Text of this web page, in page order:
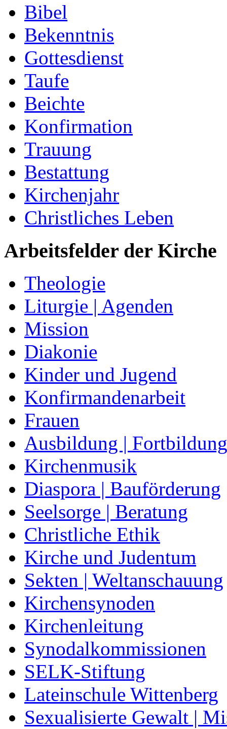
Bibel
Bekenntnis
Gottesdienst
Taufe
Beichte
Konfirmation
Trauung
Bestattung
Kirchenjahr
Christliches Leben
Arbeitsfelder der Kirche
Theologie
Liturgie | Agenden
Mission
Diakonie
Kinder und Jugend
Konfirmandenarbeit
Frauen
Ausbildung | Fortbildung
Kirchenmusik
Diaspora | Bauförderung
Seelsorge | Beratung
Christliche Ethik
Kirche und Judentum
Sekten | Weltanschauung
Kirchensynoden
Kirchenleitung
Synodalkommissionen
SELK-Stiftung
Lateinschule Wittenberg
Sexualisierte Gewalt |